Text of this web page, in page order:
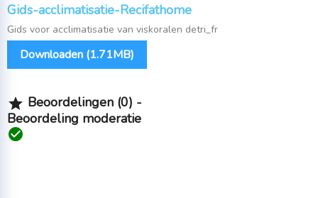
Gids-acclimatisatie-Recifathome
Gids voor acclimatisatie van viskoralen detri_fr
Downloaden (1.71MB)
 Beoordelingen (0) -
Beoordeling moderatie
